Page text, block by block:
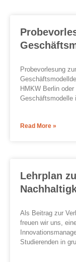
Probevorlesung
HMKW Berlin
Geschäftsmodelle
Read More »
Lehrplan
Als Beitrag zur
freuen wir uns,
Studierenden in